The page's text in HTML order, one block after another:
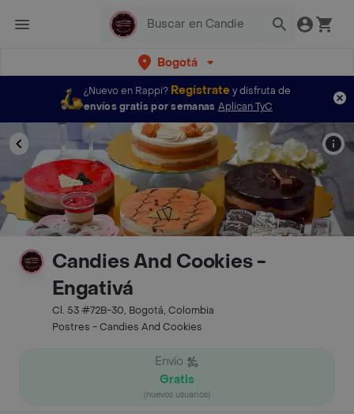
Bogotá
¿Nuevo en Rappi? Regístratey disfruta de
envíos gratis por semanas Aplican TyC
Candies And Cookies -
Engativá
Cl. 53 #72B-30, Bogotá, Colombia
Postres - Candies And Cookies
Envío
Gratis
(nuevos usuarios)